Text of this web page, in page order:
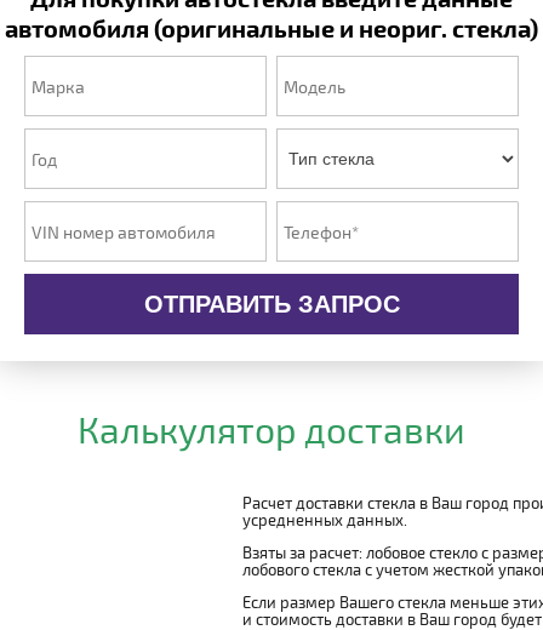
автомобиля (оригинальные и неориг. стекла)
ОТПРАВИТЬ ЗАПРОС
Калькулятор доставки
Расчет доставки стекла в Ваш город
усредненных данных.
Взяты за расчет: лобовое стекло с
лобового стекла с учетом жесткой
Если размер Вашего стекла меньше
и стоимость доставки в Ваш город